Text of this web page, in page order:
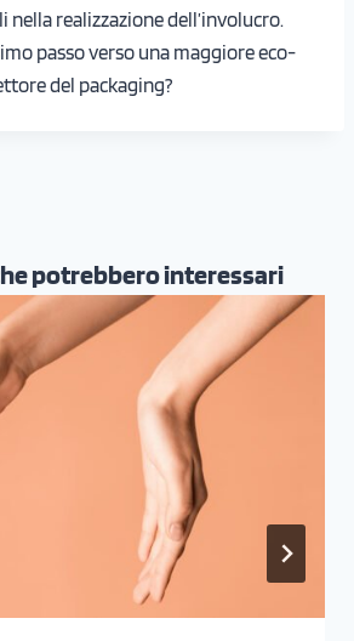
nella realizzazione dell’involucro.
passo verso una maggiore eco-
del packaging?
potrebbero interessari